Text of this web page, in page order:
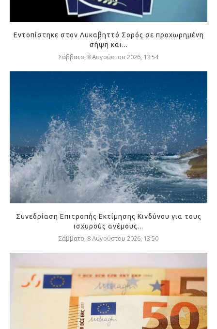
Εντοπίστηκε στον Λυκαβηττό Σορός σε προχωρημένη
σήψη και...
Σάββατο, 8 Αυγούστου 2026, 13:54
Συνεδρίαση Επιτροπής Εκτίμησης Κινδύνου για τους
ισχυρούς ανέμους...
Σάββατο, 8 Αυγούστου 2026, 13:50